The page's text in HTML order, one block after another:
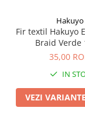
Rezistențe:
Destinație:
„fir de păr”).
Sfat PRO:Pentru
Hakuyo
Fir textil Hakuyo
Braid Verde
35,00
IN
VEZI VARIANTE